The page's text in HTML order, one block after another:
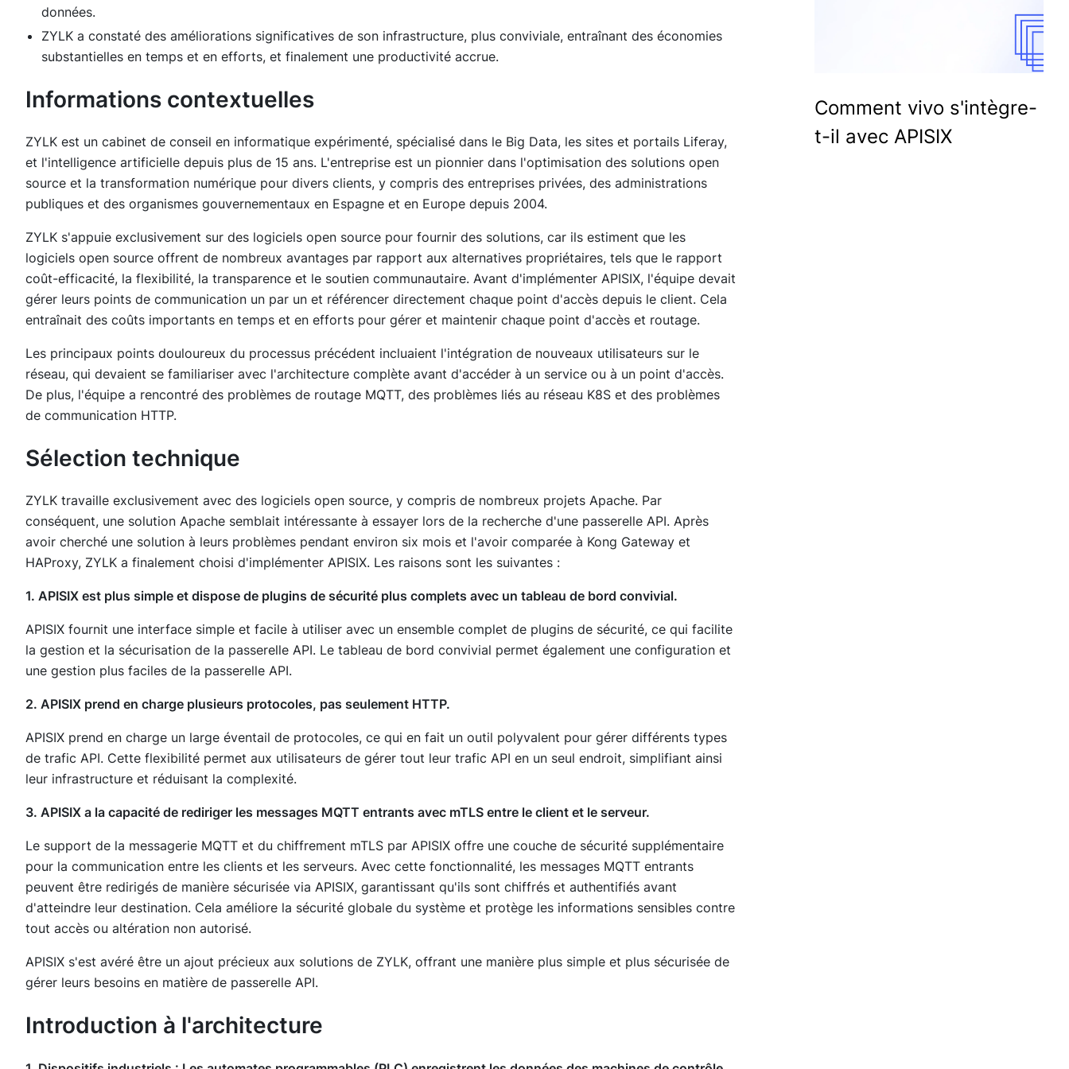
données.
ZYLK a constaté des améliorations significatives de son infrastructure, plus conviviale, entraînant des économies
substantielles en temps et en efforts, et finalement une productivité accrue.
Informations contextuelles
ZYLK est un cabinet de conseil en informatique expérimenté, spécialisé dans le Big Data, les sites et portails Liferay,
et l'intelligence artificielle depuis plus de 15 ans. L'entreprise est un pionnier dans l'optimisation des solutions open
source et la transformation numérique pour divers clients, y compris des entreprises privées, des administrations
publiques et des organismes gouvernementaux en Espagne et en Europe depuis 2004.
ZYLK s'appuie exclusivement sur des logiciels open source pour fournir des solutions, car ils estiment que les
logiciels open source offrent de nombreux avantages par rapport aux alternatives propriétaires, tels que le rapport
coût-efficacité, la flexibilité, la transparence et le soutien communautaire. Avant d'implémenter APISIX, l'équipe devait
gérer leurs points de communication un par un et référencer directement chaque point d'accès depuis le client. Cela
entraînait des coûts importants en temps et en efforts pour gérer et maintenir chaque point d'accès et routage.
Les principaux points douloureux du processus précédent incluaient l'intégration de nouveaux utilisateurs sur le
réseau, qui devaient se familiariser avec l'architecture complète avant d'accéder à un service ou à un point d'accès.
De plus, l'équipe a rencontré des problèmes de routage MQTT, des problèmes liés au réseau K8S et des problèmes
de communication HTTP.
Sélection technique
ZYLK travaille exclusivement avec des logiciels open source, y compris de nombreux projets Apache. Par
conséquent, une solution Apache semblait intéressante à essayer lors de la recherche d'une passerelle API. Après
avoir cherché une solution à leurs problèmes pendant environ six mois et l'avoir comparée à Kong Gateway et
HAProxy, ZYLK a finalement choisi d'implémenter APISIX. Les raisons sont les suivantes :
1. APISIX est plus simple et dispose de plugins de sécurité plus complets avec un tableau de bord convivial.
APISIX fournit une interface simple et facile à utiliser avec un ensemble complet de plugins de sécurité, ce qui facilite
la gestion et la sécurisation de la passerelle API. Le tableau de bord convivial permet également une configuration et
une gestion plus faciles de la passerelle API.
2. APISIX prend en charge plusieurs protocoles, pas seulement HTTP.
APISIX prend en charge un large éventail de protocoles, ce qui en fait un outil polyvalent pour gérer différents types
de trafic API. Cette flexibilité permet aux utilisateurs de gérer tout leur trafic API en un seul endroit, simplifiant ainsi
leur infrastructure et réduisant la complexité.
3. APISIX a la capacité de rediriger les messages MQTT entrants avec mTLS entre le client et le serveur.
Le support de la messagerie MQTT et du chiffrement mTLS par APISIX offre une couche de sécurité supplémentaire
pour la communication entre les clients et les serveurs. Avec cette fonctionnalité, les messages MQTT entrants
peuvent être redirigés de manière sécurisée via APISIX, garantissant qu'ils sont chiffrés et authentifiés avant
d'atteindre leur destination. Cela améliore la sécurité globale du système et protège les informations sensibles contre
tout accès ou altération non autorisé.
APISIX s'est avéré être un ajout précieux aux solutions de ZYLK, offrant une manière plus simple et plus sécurisée de
gérer leurs besoins en matière de passerelle API.
Introduction à l'architecture
Comment vivo s'intègre-
t-il avec APISIX